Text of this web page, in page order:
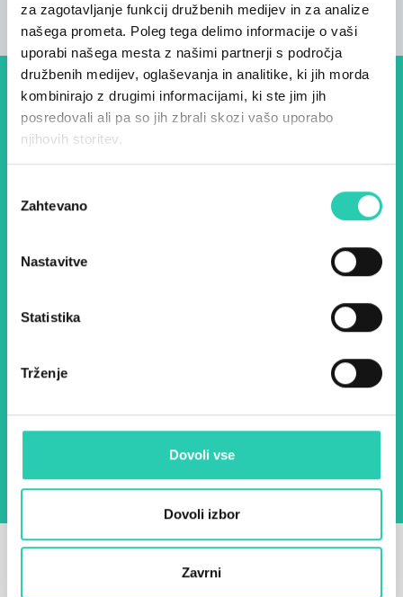
za zagotavljanje funkcij družbenih medijev in za analize
našega prometa. Poleg tega delimo informacije o vaši
uporabi našega mesta z našimi partnerji s področja
družbenih medijev, oglaševanja in analitike, ki jih morda
kombinirajo z drugimi informacijami, ki ste jim jih
posredovali ali pa so jih zbrali skozi vašo uporabo
njihovih storitev.
soglasja
Zahtevano
Nastavitve
Statistika
Trženje
Dovoli vse
Dovoli izbor
Zavrni
Dogodki, članki in zgodbe iz
evropske prestolnice kulture
– prijavite se na naš novičnik
in ostanite na tekočem z
namen pošiljanja novic.Pravilnik o zasebnosti